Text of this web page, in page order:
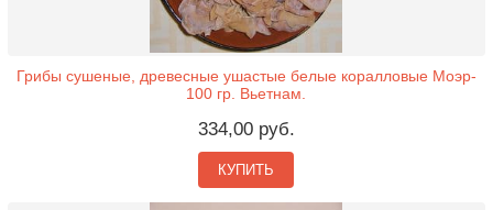
Грибы сушеные, древесные ушастые белые коралловые Моэр-
100 гр. Вьетнам.
334,00 руб.
КУПИТЬ